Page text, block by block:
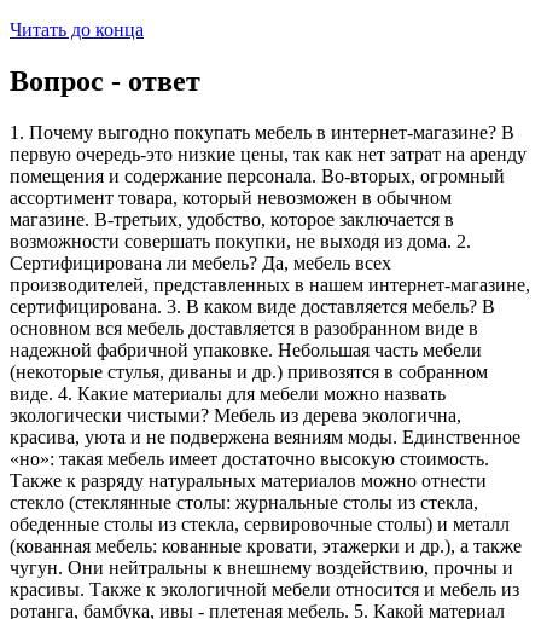
Читать до конца
Вопрос - ответ
1. Почему выгодно покупать мебель в интернет-магазине? В
первую очередь-это низкие цены, так как нет затрат на аренду
помещения и содержание персонала. Во-вторых, огромный
ассортимент товара, который невозможен в обычном
магазине. В-третьих, удобство, которое заключается в
возможности совершать покупки, не выходя из дома. 2.
Сертифицирована ли мебель? Да, мебель всех
производителей, представленных в нашем интернет-магазине,
сертифицирована. 3. В каком виде доставляется мебель? В
основном вся мебель доставляется в разобранном виде в
надежной фабричной упаковке. Небольшая часть мебели
(некоторые стулья, диваны и др.) привозятся в собранном
виде. 4. Какие материалы для мебели можно назвать
экологически чистыми? Мебель из дерева экологична,
красива, уюта и не подвержена веяниям моды. Единственное
«но»: такая мебель имеет достаточно высокую стоимость.
Также к разряду натуральных материалов можно отнести
стекло (стеклянные столы: журнальные столы из стекла,
обеденные столы из стекла, сервировочные столы) и металл
(кованная мебель: кованные кровати, этажерки и др.), а также
чугун. Они нейтральны к внешнему воздействию, прочны и
красивы. Также к экологичной мебели относится и мебель из
ротанга, бамбука, ивы - плетеная мебель. 5. Какой материал